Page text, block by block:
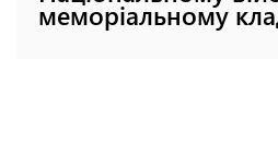
меморіальному